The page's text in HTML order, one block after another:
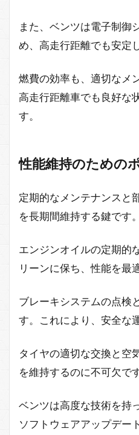
また、ベンツは電子制御
め、高走行距離でも安定
燃費の効率も、適切なメ
高走行距離車でも良好な
す。
性能維持のための
定期的なメンテナンスと
を長期間維持する鍵です。
エンジンオイルの定期的
リーンに保ち、性能を最
ブレーキシステムの点検
す。これにより、安全な
タイヤの適切な交換と空
を維持するのに不可欠です
ベンツは高度な技術を持
ソフトウェアアップデー